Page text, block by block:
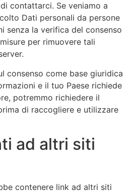
contattarci. Se veniamo a
Dati personali da persone
senza la verifica del consenso
per rimuovere tali
consenso come base giuridica
e il tuo Paese richiede
potremmo richiedere il
di raccogliere e utilizzare
ad altri siti
contenere link ad altri siti